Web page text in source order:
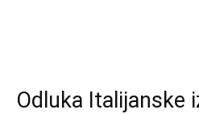
Odluka Italijanske